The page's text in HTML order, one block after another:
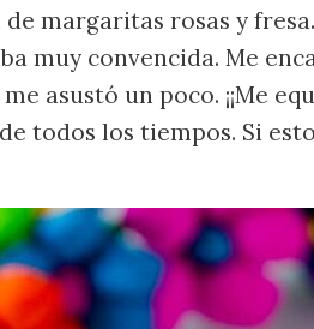
margaritas rosas y
muy convencida. Me
asustó un poco. ¡¡Me
todos los tiempos. Si